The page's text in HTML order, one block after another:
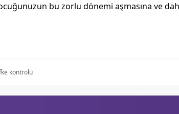
bu zorlu dönemi aşmasına ve
kontrolü